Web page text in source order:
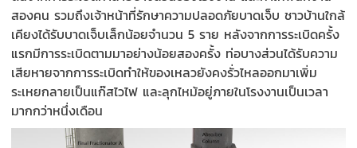
สองคน รวมถึงเจ้าหน้าที่รักษาความปลอดภัยบาดเจ็บ ชาวบ้านใกล้
เคียงได้รับบาดเจ็บเล็กน้อยจำนวน5 ราย หลังจากการระเบิดครั้ง
แรกมีการระเบิดตามมาอย่างน้อยสองครั้ง ท่อบางส่วนได้รับความ
เสียหายจากการระเบิดทำให้ของเหลวยังคงรั่วไหลออกมาเพิ่ม
ระเหยกลายเป็นแก๊สไวไฟ และลุกไหม้อยู่ภายในโรงงานเป็นเวลา
มากกว่าหนึ่งเดือน